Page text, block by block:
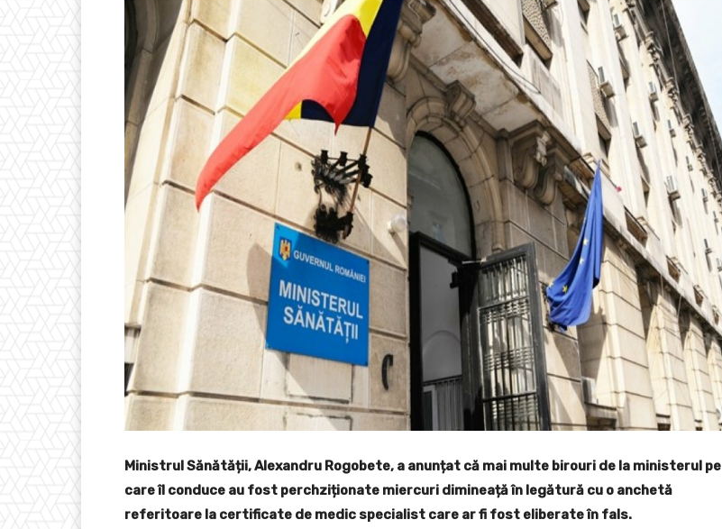
Ministrul Sănătății, Alexandru Rogobete, a anunțat că mai multe birouri de la ministerul pe
care îl conduce au fost perchziționate miercuri dimineață în legătură cu o anchetă
referitoare la certificate de medic specialist care ar fi fost eliberate în fals.